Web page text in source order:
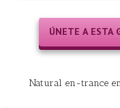
Natural en-trance